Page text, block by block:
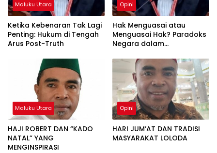
Maluku Utara
Ketika Kebenaran Tak Lagi
Penting: Hukum di Tengah
Arus Post-Truth
Opini
Hak Menguasai atau
Menguasai Hak? Paradoks
Negara dalam
Alam
Maluku Utara
HAJI ROBERT DAN “KADO
NATAL” YANG
MENGINSPIRASI
Opini
HARI JUM’AT DAN TRADISI
MASYARAKAT LOLODA